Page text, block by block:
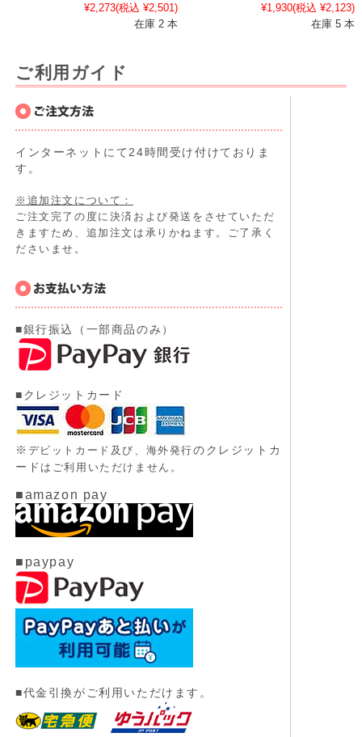
¥2,273(税込 ¥2,501)
在庫 2 本
¥1,930(税込 ¥2,123)
在庫 5 本
ご利用ガイド
インターネットにて24時間受け付けておりま
す。
※追加注文について：
ご注文完了の度に決済および発送をさせていただ
きますため、追加注文は承りかねます。ご了承く
ださいませ。
■銀行振込（一部商品のみ）
■クレジットカード
※ デビットカード及び、 海外発行のクレジットカ
ード はご利用いただけません。
■amazon pay
■paypay
■代金引換がご利用いただけます。